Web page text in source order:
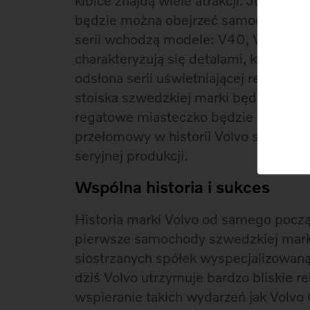
będzie można obejrzeć samochody z
serii wchodzą modele: V40, V40
charakteryzują się detalami, które
odsłona serii uświetniającej regaty
stoiska szwedzkiej marki będzie
regatowe miasteczko będzie miał
przełomowy w historii Volvo
seryjnej produkcji.
Wspólna historia i sukces
Historia marki Volvo od samego
pierwsze samochody szwedzkiej
siostrzanych spółek
dziś Volvo utrzymuje bardzo bliskie
wspieranie takich wydarzeń jak Volvo